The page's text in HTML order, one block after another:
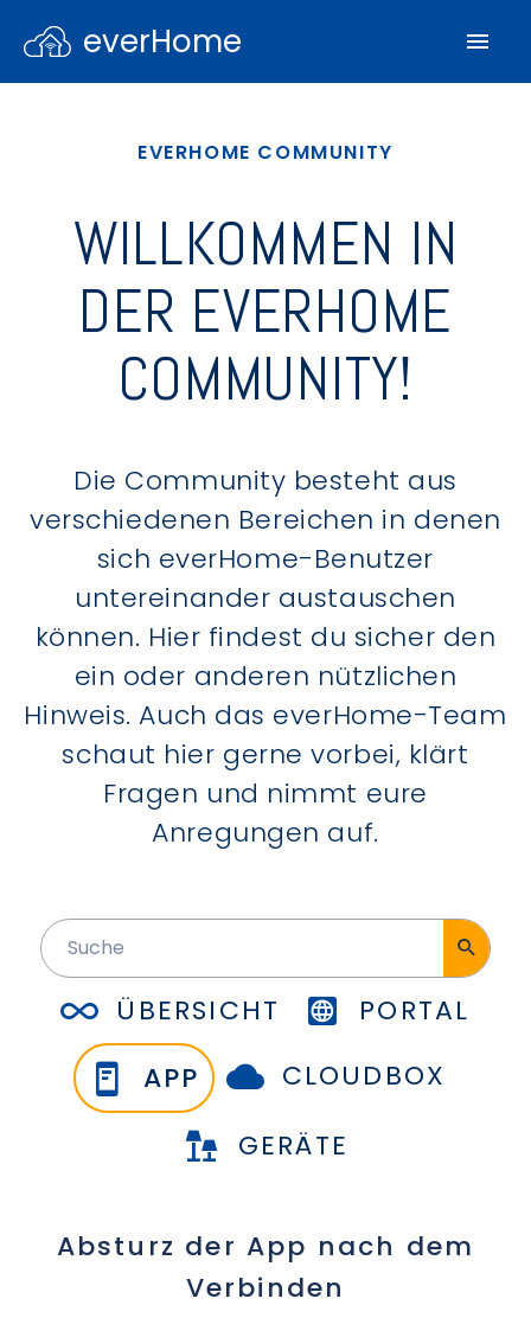
everHome
EVERHOME COMMUNITY
WILLKOMMEN IN
DER EVERHOME
COMMUNITY!
Die Community besteht aus
verschiedenen Bereichen in denen
sich everHome-Benutzer
untereinander austauschen
können. Hier findest du sicher den
ein oder anderen nützlichen
Hinweis. Auch das everHome-Team
schaut hier gerne vorbei, klärt
Fragen und nimmt eure
Anregungen auf.
ÜBERSICHT
PORTAL
APP
CLOUDBOX
GERÄTE
Absturz der App nach dem
Verbinden